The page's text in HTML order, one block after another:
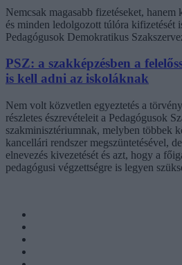
Nemcsak magasabb fizetéseket, hanem
és minden ledolgozott túlóra kifizetését
Pedagógusok Demokratikus
PSZ: a szakképzésben a
is kell adni az iskoláknak
Nem volt közvetlen egyeztetés a
részletes észrevételeit a Pedagógusok
szakminisztériumnak, melyben többek
kancellári rendszer megszüntetésével,
elnevezés kivezetését és azt, hogy a
pedagógusi végzettségre is legyen